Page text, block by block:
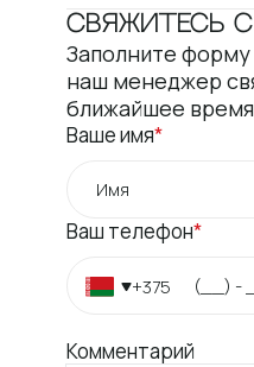
Свяжитесь
Заполните форму
наш менеджер
ближайшее
Ваше имя
Ваш телефон
+375
Комментарий